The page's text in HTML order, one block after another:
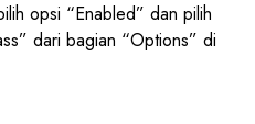
opsi “Enabled” dan pilih
dari bagian “Options” di